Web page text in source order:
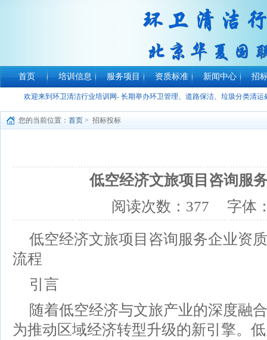
首页 培训信息 服务项目 资质标准 新闻中心 招
欢迎来到环卫清洁行业培训网- 长期举办环卫管理、道路保洁、垃圾分类清
您的当前位置： 首页 > 招标投标
低空经济文旅项目咨询服
阅读次数： 377 字体
低空经济文旅项目咨询服务企业资
流程
引言
随着低空经济与文旅产业的深度融
为推动区域经济转型升级的新引擎。